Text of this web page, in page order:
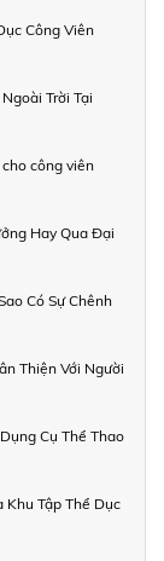
Công Viên
Trời Tại
công viên
Hay Qua Đại
Có Sự Chênh
Thiện Với Người
Cụ Thể Thao
Khu Tập Thể Dục